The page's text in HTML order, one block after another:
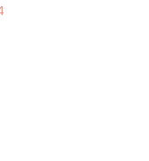
cantidad